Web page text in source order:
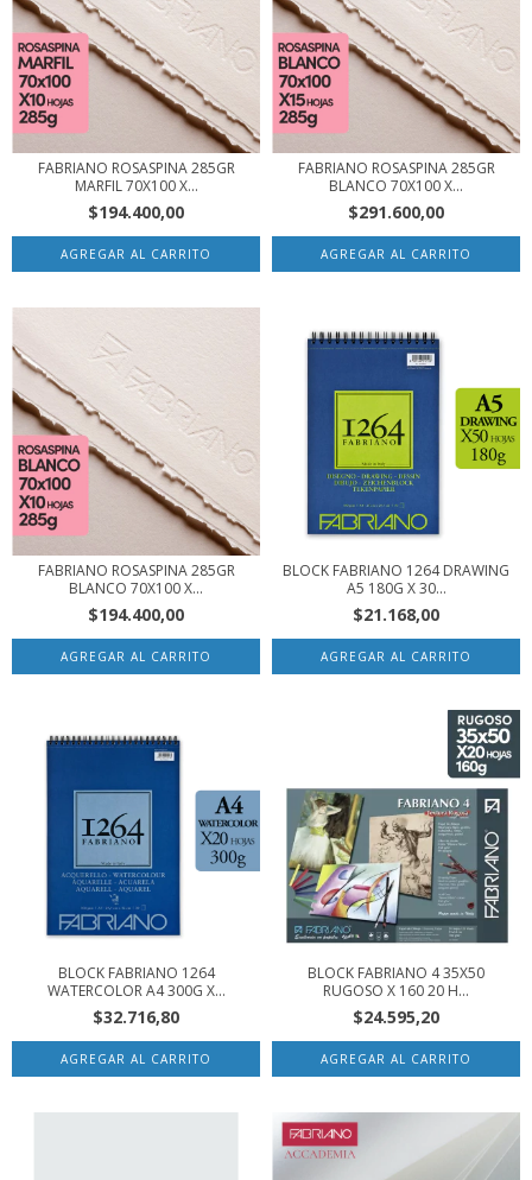
FABRIANO ROSASPINA 285GR
MARFIL 70X100 X...
$194.400,00
FABRIANO ROSASPINA 285GR
BLANCO 70X100 X...
$291.600,00
FABRIANO ROSASPINA 285GR
BLANCO 70X100 X...
$194.400,00
BLOCK FABRIANO 1264 DRAWING
A5 180G X 30...
$21.168,00
BLOCK FABRIANO 1264
WATERCOLOR A4 300G X...
$32.716,80
BLOCK FABRIANO 4 35X50
RUGOSO X 160 20 H...
$24.595,20